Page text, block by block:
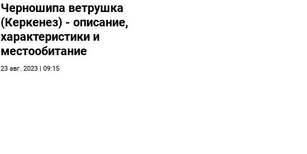
Черношипа ветрушка
(Керкенез) - описание,
характеристики и
местообитание
23 авг. 2023 | 09:15